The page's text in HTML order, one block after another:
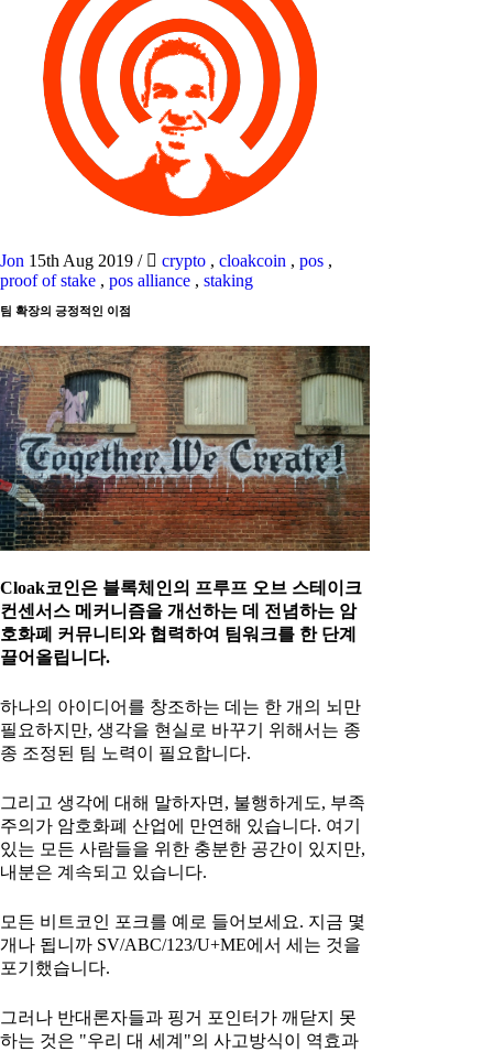
Jon 15th Aug 2019 / crypto , cloakcoin , pos ,
proof of stake , pos alliance , staking
팀 확장의 긍정적인 이점
Cloak코인은 블록체인의 프루프 오브 스테이크
컨센서스 메커니즘을 개선하는 데 전념하는 암
호화폐 커뮤니티와 협력하여 팀워크를 한 단계
끌어올립니다.
하나의 아이디어를 창조하는 데는 한 개의 뇌만
필요하지만, 생각을 현실로 바꾸기 위해서는 종
종 조정된 팀 노력이 필요합니다.
그리고 생각에 대해 말하자면, 불행하게도, 부족
주의가 암호화폐 산업에 만연해 있습니다. 여기
있는 모든 사람들을 위한 충분한 공간이 있지만,
내분은 계속되고 있습니다.
모든 비트코인 포크를 예로 들어보세요. 지금 몇
개나 됩니까 SV/ABC/123/U+ME에서 세는 것을
포기했습니다.
그러나 반대론자들과 핑거 포인터가 깨닫지 못
하는 것은 "우리 대 세계"의 사고방식이 역효과